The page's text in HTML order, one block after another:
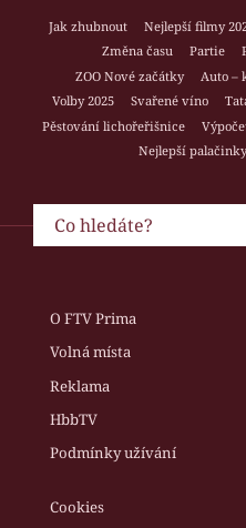
Jak zhubnout Nejlepší filmy
Změna času
Partie
ZOO Nové začátky
Auto –
Volby 2025
Svařené víno
Pěstování lichořeřišnice
Nejlepší palačinky
O FTV Prima
Volná místa
Reklama
HbbTV
Podmínky užívání
Cookies